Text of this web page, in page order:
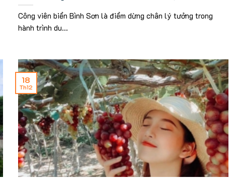
Công viên biển Bình Sơn là điểm dừng chân lý tưởng trong
hành trình du...
18
Th12